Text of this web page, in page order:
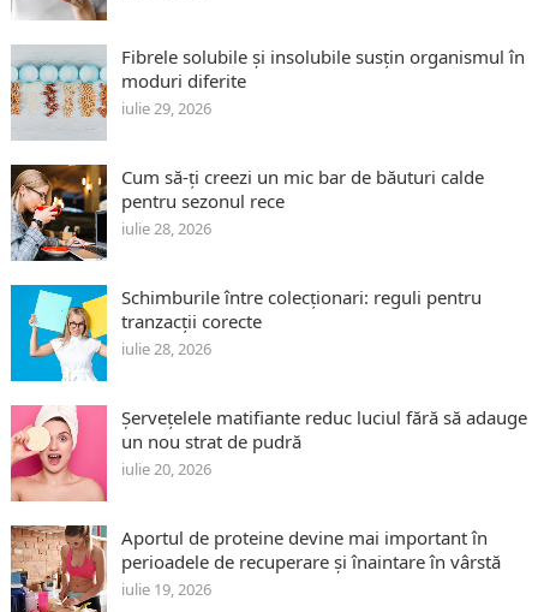
Fibrele solubile și insolubile susțin organismul în
moduri diferite
iulie 29, 2026
Cum să-ți creezi un mic bar de băuturi calde
pentru sezonul rece
iulie 28, 2026
Schimburile între colecționari: reguli pentru
tranzacții corecte
iulie 28, 2026
Șervețelele matifiante reduc luciul fără să adauge
un nou strat de pudră
iulie 20, 2026
Aportul de proteine devine mai important în
perioadele de recuperare și înaintare în vârstă
iulie 19, 2026